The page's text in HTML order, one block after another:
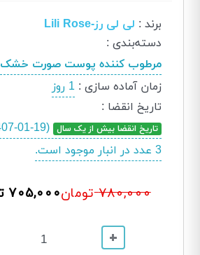
برند : لی لی رز-Lili Rose
دسته‌بندی :
مرطوب کننده پوست صورت خشک
زمان آماده سازی :1 روز
تاریخ انقضا :
تاریخ انقضا بیش از یک سال (1407-01-19)
3 عدد در انبار موجود است.
780,000 تومان705,000 تومان
+